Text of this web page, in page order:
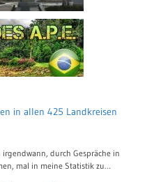
in allen 425 Landkreisen
durch Gespräche in
mal in meine Statistik zu…